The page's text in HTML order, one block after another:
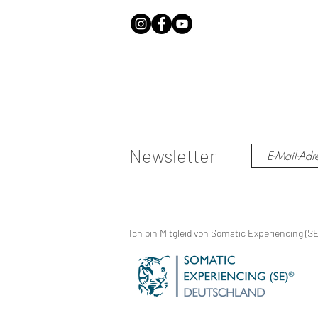
Newsletter
Ich bin Mitgleid von Somatic Experiencing